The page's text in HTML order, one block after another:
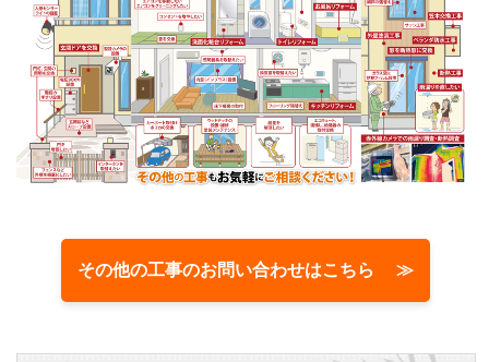
その他の工事のお問い合わせはこちら ≫